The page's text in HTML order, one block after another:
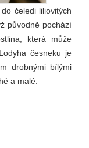
čeledi liliovitých
původně pochází
která může
česneku je
drobnými bílými
a malé.